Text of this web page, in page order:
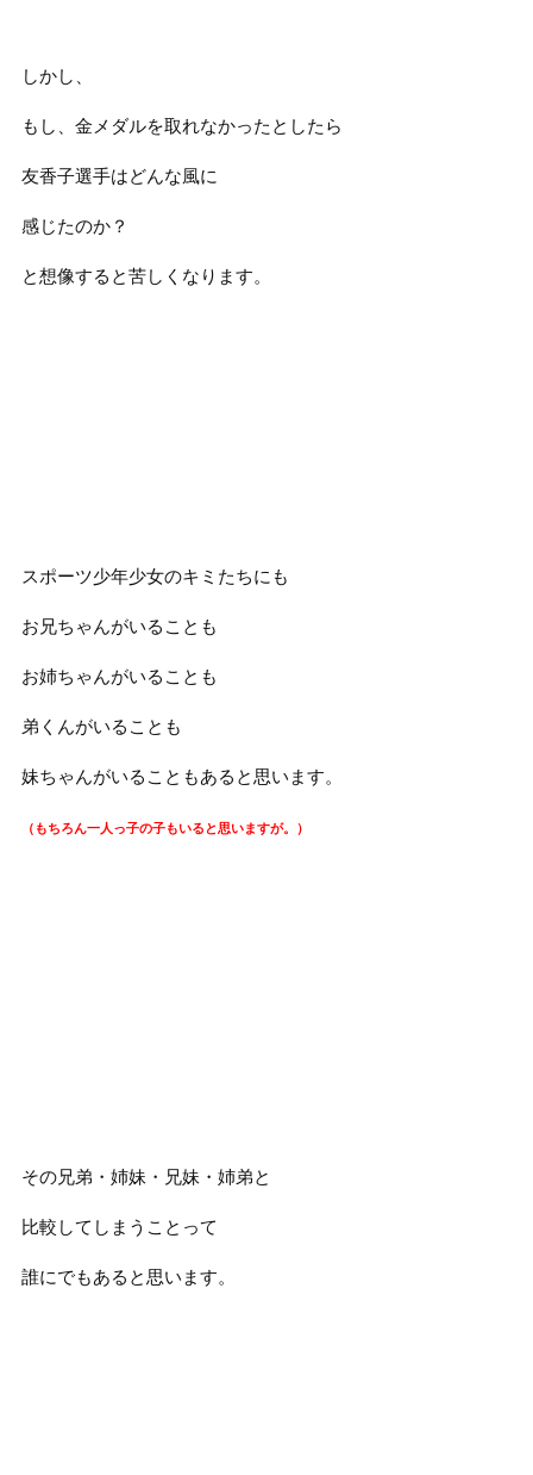
しかし、
もし、金メダルを取れなかったとしたら
友香子選手はどんな風に
感じたのか？
と想像すると苦しくなります。
スポーツ少年少女のキミたちにも
お兄ちゃんがいることも
お姉ちゃんがいることも
弟くんがいることも
妹ちゃんがいることもあると思います。
（もちろん一人っ子の子もいると思いますが。）
その兄弟・姉妹・兄妹・姉弟と
比較してしまうことって
誰にでもあると思います。